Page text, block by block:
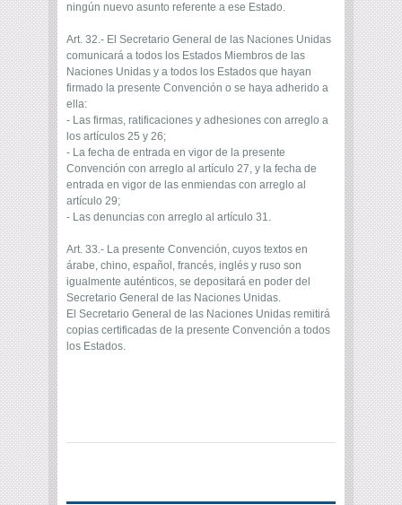
ningún nuevo asunto referente a ese Estado.
Art. 32.- El Secretario General de las Naciones Unidas
comunicará a todos los Estados Miembros de las
Naciones Unidas y a todos los Estados que hayan
firmado la presente Convención o se haya adherido a
ella:
- Las firmas, ratificaciones y adhesiones con arreglo a
los artículos 25 y 26;
- La fecha de entrada en vigor de la presente
Convención con arreglo al artículo 27, y la fecha de
entrada en vigor de las enmiendas con arreglo al
artículo 29;
- Las denuncias con arreglo al artículo 31.
Art. 33.- La presente Convención, cuyos textos en
árabe, chino, español, francés, inglés y ruso son
igualmente auténticos, se depositará en poder del
Secretario General de las Naciones Unidas.
El Secretario General de las Naciones Unidas remitirá
copias certificadas de la presente Convención a todos
los Estados.